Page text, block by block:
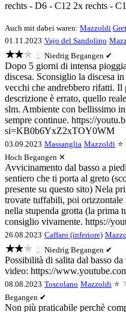
rechts - D6 - C12 2x rechts -
Auch mit dabei waren: Mazzoldi
01.11.2023 Vajo del Sandolino
★★★ 💧 Niedrig Begangen ✔
Dopo 5 giorni di intensa
discesa. Sconsiglio la discesa
vecchi che andrebbero rifatti. Il
descrizione è errato, quello
slm. Ambiente con bellissimo
sempre continue. https://
si=KB0b6YxZ2xTOY0WM
03.09.2023 Massanglia Mazzoldi ⭐
Hoch Begangen ✕
Avvicinamento dal basso a
sentiero che ti porta al greto
presente su questo sito) Nela
trovate tuffabili, poi orizzontale
nella stupenda grotta (la prima
consiglio vivamente. https://
26.08.2023 Caffaro (inferiore)
★★★ 💧 Niedrig Begangen ✔
Possibilità di salita dal basso
video: https://
08.08.2023 Toscolano Mazzoldi ⭐
Begangen ✔
Non più praticabile perchè